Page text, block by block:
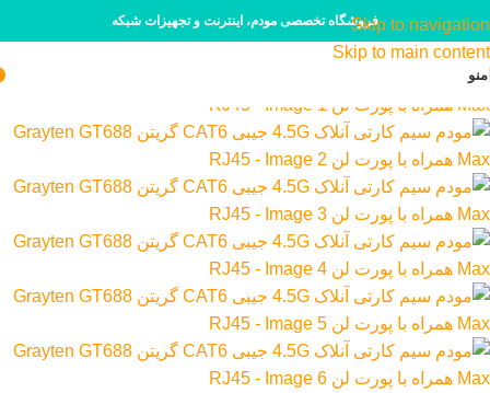
Skip to navigation
Skip to main content
فروشگاه تخصصی مودم، اینترنت و تجهیزات شبکه
منو